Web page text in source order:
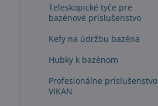
Teleskopické tyče pre
bazénové príslušenstvo
Kefy na údržbu bazéna
Hubky k bazénom
Profesionálne príslušenstvo
VIKAN